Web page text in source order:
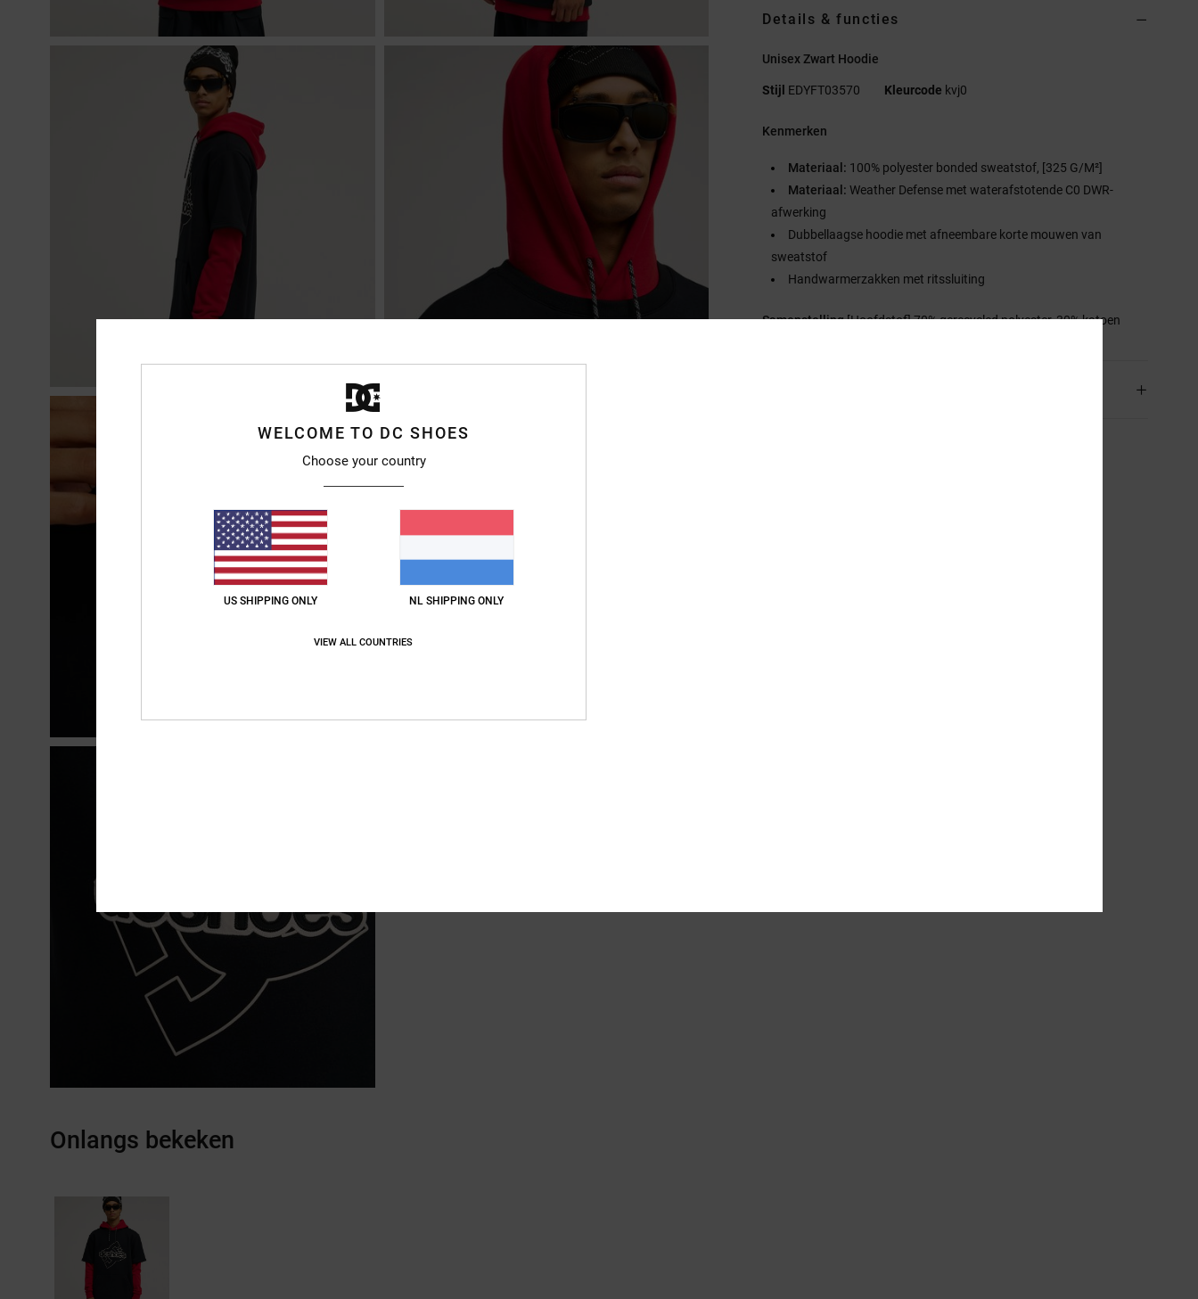
Details & functies
Unisex Zwart Hoodie
Stijl EDYFT03570 Kleurcode kvj0
Kenmerken
Materiaal: 100% polyester bonded sweatstof, [325 G/M²]
Materiaal: Weather Defense met waterafstotende C0 DWR-
afwerking
Dubbellaagse hoodie met afneembare korte mouwen van
sweatstof
Handwarmerzakken met ritssluiting
Samenstelling[Hoofdstof] 70% gerecycled polyester, 30% katoen
Onlangs bekeken
WELCOME TO DC SHOES
Choose your country
US SHIPPING ONLY NL SHIPPING ONLY
VIEW ALL COUNTRIES